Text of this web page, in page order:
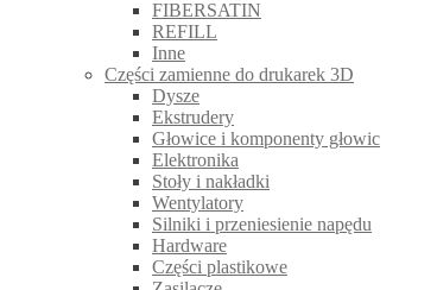
FIBERSATIN
REFILL
Inne
Części zamienne do drukarek 3D
Dysze
Ekstrudery
Głowice i komponenty głowic
Elektronika
Stoły i nakładki
Wentylatory
Silniki i przeniesienie napędu
Hardware
Części plastikowe